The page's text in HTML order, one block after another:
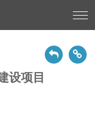
设项目